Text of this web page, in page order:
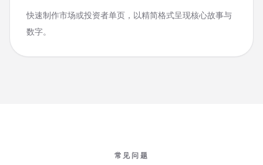
快速制作市场或投资者单页，以精简格式呈现核心故事与
数字。
常见问题